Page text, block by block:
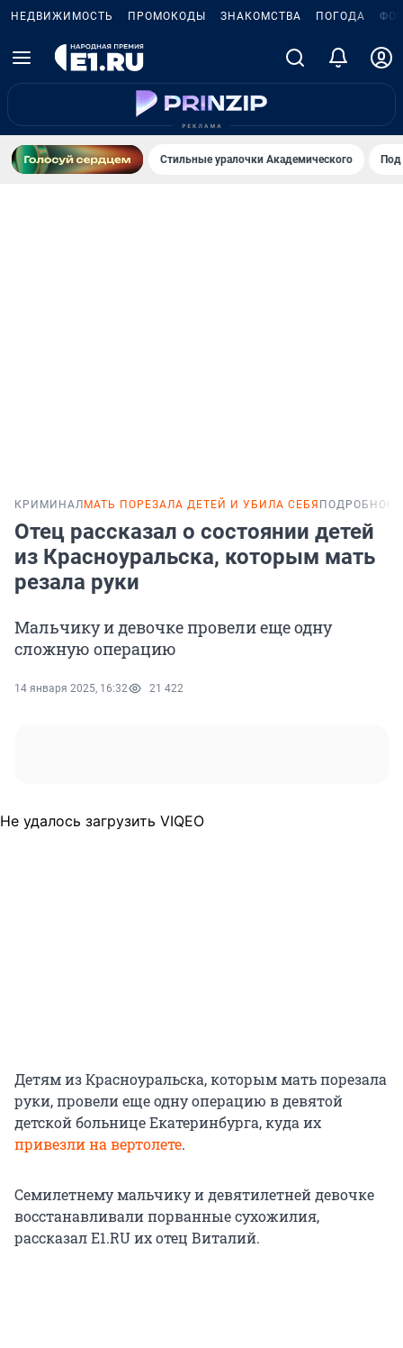
НЕДВИЖИМОСТЬ ПРОМОКОДЫ ЗНАКОМСТВА ПОГОДА
Стильные уралочки Академического
КРИМИНАЛ МАТЬ ПОРЕЗАЛА ДЕТЕЙ И УБИЛА СЕБЯ
Отец рассказал о состоянии детей
из Красноуральска, которым мать
резала руки
Мальчику и девочке провели еще одну
сложную операцию
14 января 2025, 16:32 21 422
Не удалось загрузить VIQEO
Детям из Красноуральска, которым мать порезала
руки, провели еще одну операцию в девятой
детской больнице Екатеринбурга, куда их
привезли на вертолете.
Семилетнему мальчику и девятилетней девочке
восстанавливали порванные сухожилия,
рассказал E1.RU их отец Виталий.